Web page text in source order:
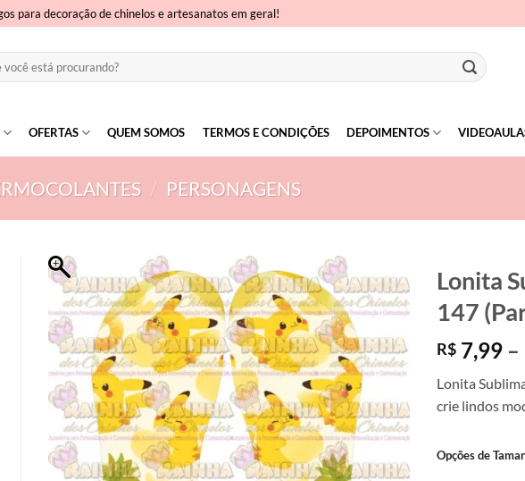
para decoração de chinelos e artesanatos em geral!
OFERTAS QUEM SOMOS TERMOS E CONDIÇÕES DEPOIMENTOS
/ PERSONAGENS
Lonita
147
R$7,99 –
Lonita
crie lindos
Opções de